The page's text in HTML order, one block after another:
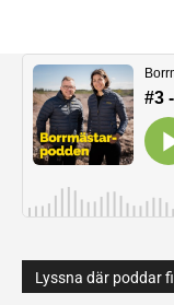
Lyssna där poddar